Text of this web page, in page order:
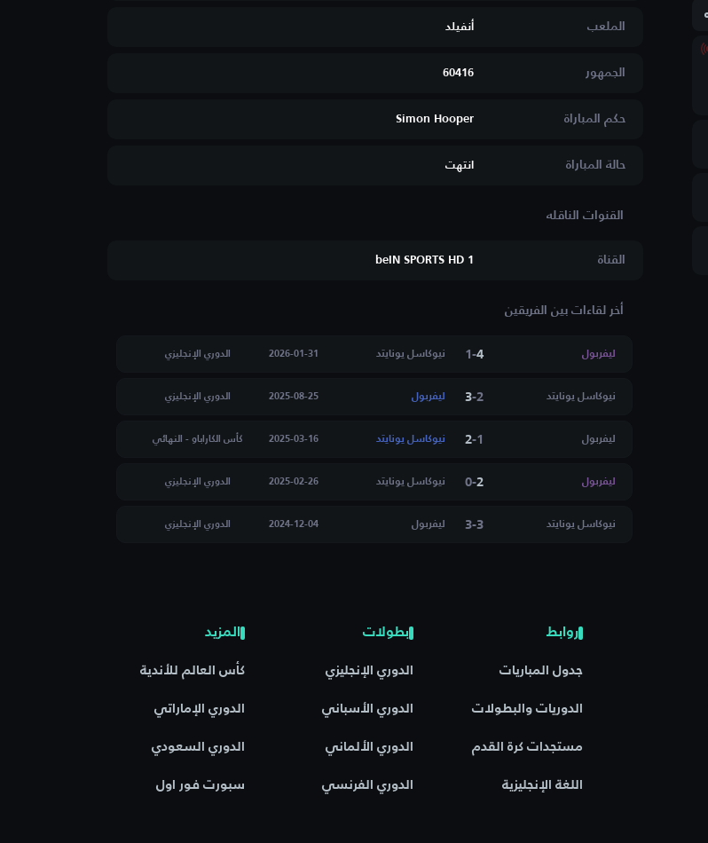
الملعب أنفيلد
الجمهور 60416
حكم المباراة Simon Hooper
حالة المباراة انتهت
القناة beIN SPORTS HD 1
أخر لقاءات بين الفريقين
ليفربول 4
-
1 نيوكاسل يونايتد 2026-01-31 الدوري الإنجليزي
نيوكاسل يونايتد 2
-
3 ليفربول 2025-08-25 الدوري الإنجليزي
ليفربول 1
-
2 نيوكاسل يونايتد 2025-03-16 كأس الكاراباو - النهائي
ليفربول 2
-
0 نيوكاسل يونايتد 2025-02-26 الدوري الإنجليزي
نيوكاسل يونايتد 3
-
3 ليفربول 2024-12-04 الدوري الإنجليزي
روابط
جدول المباريات
الدوريات والبطولات
مستجدات كرة القدم
اللغة الإنجليزية
بطولات
الدوري الإنجليزي
الدوري الأسباني
الدوري الألماني
الدوري الفرنسي
المزيد
كأس العالم للأندية
الدوري الإماراتي
الدوري السعودي
سبورت فور اول